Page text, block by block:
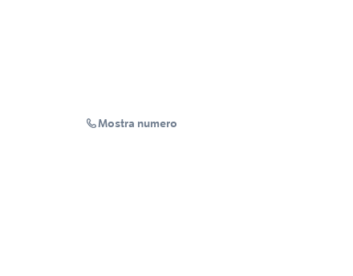
Mostra numero